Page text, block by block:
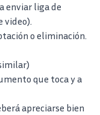
enviar liga de
video).
o eliminación.
que toca y a
apreciarse bien